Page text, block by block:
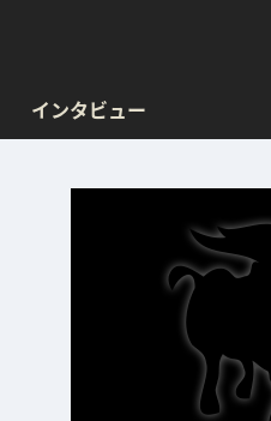
インタビュー